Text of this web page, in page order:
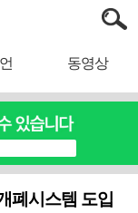
동영상
폐시스템 도입